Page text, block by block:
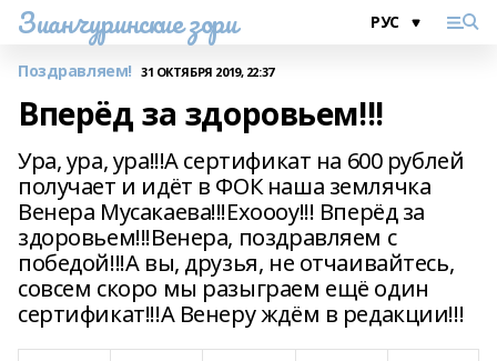
Зианчуринские зори
Поздравляем! 31 ОКТЯБРЯ 2019, 22:37
Вперёд за здоровьем!!!
Ура, ура, ура!!!А сертификат на 600 рублей
получает и идёт в ФОК наша землячка
Венера Мусакаева!!!Ехоооу!!! Вперёд за
здоровьем!!!Венера, поздравляем с
победой!!!А вы, друзья, не отчаивайтесь,
совсем скоро мы разыграем ещё один
сертификат!!!А Венеру ждём в редакции!!!